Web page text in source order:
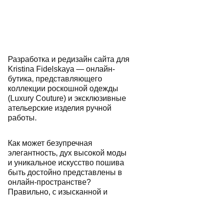
Разработка и редизайн сайта для
Kristina Fidelskaya — онлайн-
бутика, представляющего
коллекции роскошной одежды
(Luxury Couture) и эксклюзивные
ательерские изделия ручной
работы.
Как может безупречная
элегантность, дух высокой моды
и уникальное искусство пошива
быть достойно представлены в
онлайн-пространстве?
Правильно, с изысканной и